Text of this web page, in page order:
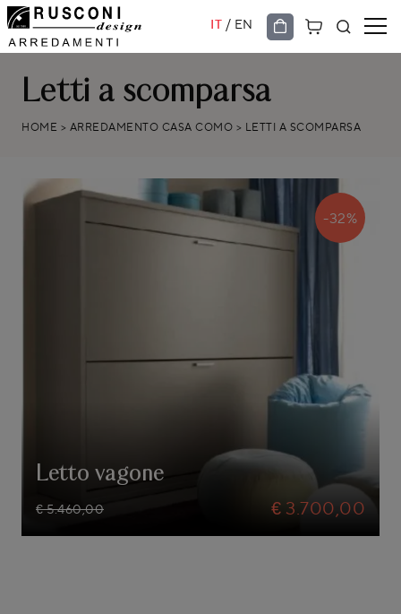
IT / EN
Letti a scomparsa
HOME > ARREDAMENTO CASA COMO > LETTI A SCOMPARSA
-32%
Letto vagone
€ 5.460,00 € 3.700,00